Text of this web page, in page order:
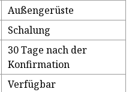
Außengerüste
Schalung
30 Tage nach der
Konfirmation
Verfügbar